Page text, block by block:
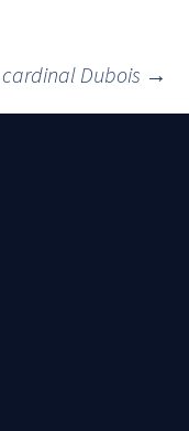
cardinal Dubois →